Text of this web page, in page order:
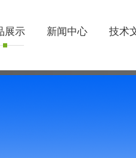
展示 新闻中心 技术